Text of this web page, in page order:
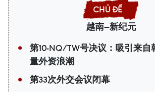
越南—新纪元
第10-NQ/TW号决议：吸引来自
量外资浪潮
第33次外交会议闭幕